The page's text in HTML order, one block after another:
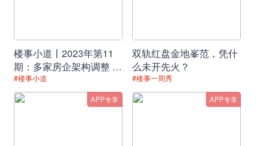
点。
贝壳研究院市场分析师刘丽杰表示，前2月市
场销售复苏，2023年实现良好开局。从数据表现
看，1-2月全国商品住宅销售面积同比降幅收窄至
楼事小道丨2023年第11
期：多家房企架构调整 人
事变动频繁
#楼事小道
双轨红盘金地峯范，凭什
么未开先火？
#楼事一周秀
APP专享 APP专享